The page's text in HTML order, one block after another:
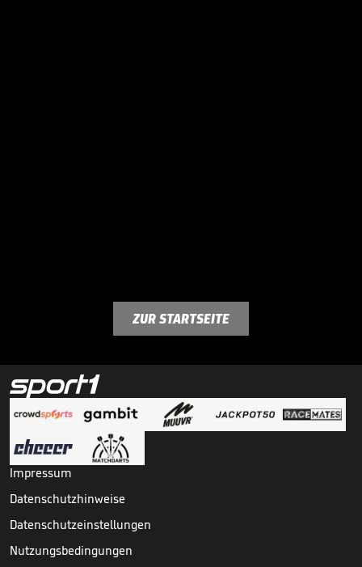
ZUR STARTSEITE
Impressum
Datenschutzhinweise
Datenschutzeinstellungen
Nutzungsbedingungen